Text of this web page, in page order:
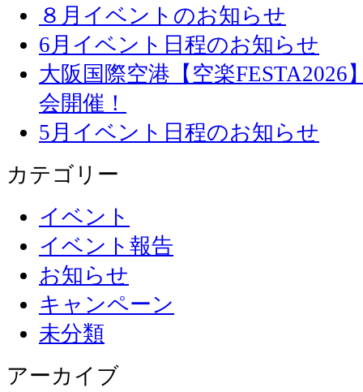
８月イベントのお知らせ
6月イベント日程のお知らせ
大阪国際空港【空楽
会開催！
5月イベント日程のお知らせ
カテゴリー
イベント
イベント報告
お知らせ
キャンペーン
未分類
アーカイブ